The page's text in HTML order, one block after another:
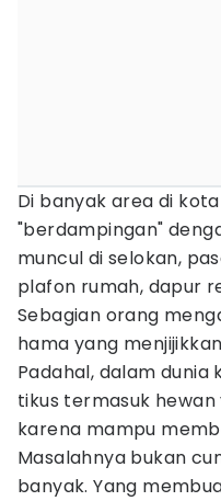
Di banyak area di
"berdampingan"
muncul di selokan,
plafon rumah, dapur
Sebagian orang
hama yang
Padahal, dalam
tikus termasuk
karena mampu
Masalahnya bukan
banyak. Yang